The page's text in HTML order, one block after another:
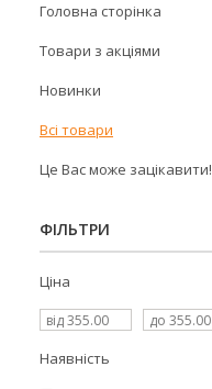
Головна сторінка
Товари з акціями
Новинки
Всі товари
Це Вас може зацікавити!
ФІЛЬТРИ
Ціна
Наявність